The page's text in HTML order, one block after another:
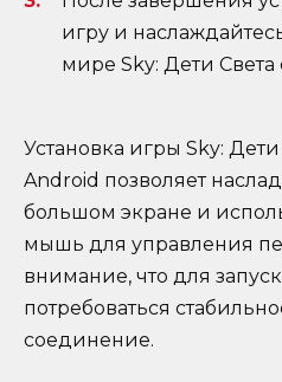
игру и
мире Sky: Дети Света
Установка игры Sky:
Android позволяет
большом экране и
мышь для управления
внимание, что для
потребоваться
соединение.